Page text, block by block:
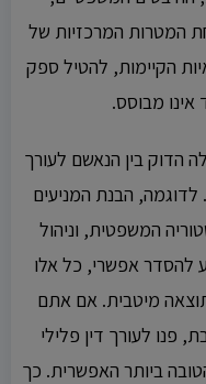
המטרות המרכזיות של
הקיימות, להטיל ספק
מבוסס.
הדוק בין הנאשם לעורך
לדוגמה, הבנת המניעים
המשפטית, וניהול
להסדר אפשרי, כל אלו
מיטבית. אם אתם
פנו לעורך דין פלילי
ביותר האפשרית. כך